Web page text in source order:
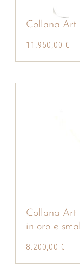
Collana Art
11.950,00 €
Collana Art
in oro e
8.200,00 €